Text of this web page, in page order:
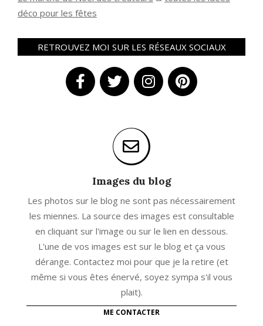
déco pour les fêtes
RETROUVEZ MOI SUR LES RÉSEAUX SOCIAUX
Images du blog
Les photos sur le blog ne sont pas nécessairement
les miennes. La source des images est consultable
en cliquant sur l'image ou sur le lien en dessous.
L'une de vos images est sur le blog et ça vous
dérange. Contactez moi pour que je la retire (et
même si vous êtes énervé, soyez sympa s'il vous
plait).
ME CONTACTER